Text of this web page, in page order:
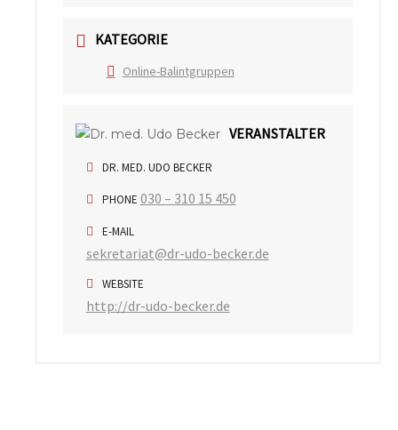
KATEGORIE
Online-Balintgruppen
VERANSTALTER
DR. MED. UDO BECKER
PHONE 030 – 310 15 450
E-MAIL
sekretariat@dr-udo-becker.de
WEBSITE
http://dr-udo-becker.de